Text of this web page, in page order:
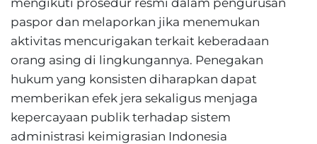
mengikuti prosedur resmi dalam pengurusan
paspor dan melaporkan jika menemukan
aktivitas mencurigakan terkait keberadaan
orang asing di lingkungannya. Penegakan
hukum yang konsisten diharapkan dapat
memberikan efek jera sekaligus menjaga
kepercayaan publik terhadap sistem
administrasi keimigrasian Indonesia